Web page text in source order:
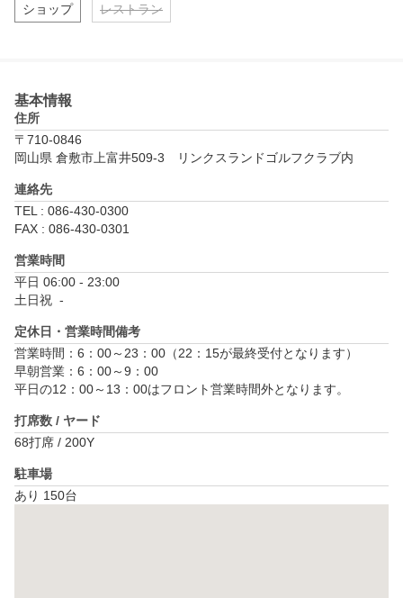
ショップ レストラン
基本情報
住所
〒710-0846
岡山県 倉敷市上富井509-3　リンクスランドゴルフクラブ内
連絡先
TEL : 086-430-0300
FAX : 086-430-0301
営業時間
平日 06:00 - 23:00
土日祝  -
定休日・営業時間備考
営業時間：6：00～23：00（22：15が最終受付となります）
早朝営業：6：00～9：00
平日の12：00～13：00はフロント営業時間外となります。
打席数 / ヤード
68打席 / 200Y
駐車場
あり 150台